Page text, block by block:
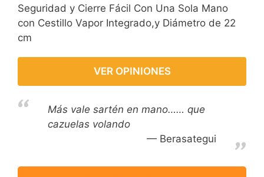
Seguridad y Cierre Fácil Con Una Sola Mano
con Cestillo Vapor Integrado,y Diámetro de 22
cm
VER OPINIONES
Más vale sartén en mano…… que
cazuelas volando
Berasategui